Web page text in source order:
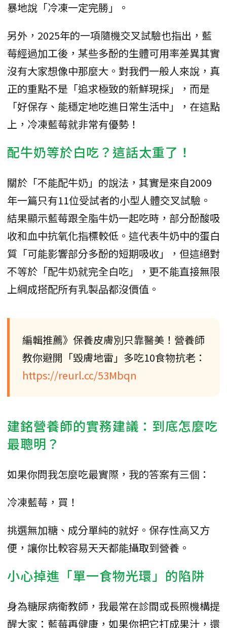
暴地說「冷凍一定完勝」。
另外，2025年的一項隨機交叉試驗也指出，藍
莓經過加工後，某些多酚的生體可用率差異其實
沒有大家想像中那麼大。對我們一般人來說，真
正的重點不是「追求極致的新鮮現採」，而是
「好保存、能穩定地吃進日常生活中」，在這點
上，冷凍藍莓就非常有優勢！
配牛奶等於白吃？這話太重了！
關於「不能配牛奶」的說法，其實是來自2009
年一篇只有11位受試者的小型人體交叉試驗。
結果顯示藍莓跟全脂牛奶一起吃時，部分酚酸吸
收和血中抗氧化指標較低。這代表牛奶中的蛋白
質「可能影響部分多酚的短期吸收」，但這絕對
不等於「配牛奶就完全白吃」，更不能直接無限
上綱成搭配所有乳製品都沒價值。
編輯推薦》保養皮膚別只靠醫美！營養師
教你避開「毀膚地雷」多吃10食物抗老：
https://reurl.cc/53Mbqn
建銘營養師的實務建議：到底怎麼吃
最聰明？
如果你問我怎麼吃最實際，我的答案有三個：
冷凍藍莓，買！
挑選無加糖、成分單純的就好。保存性高又方
便，讓你比較容易天天都能攝取到營養。
小心掉進「單一食物光環」的陷阱
身為糖尿病衛教師，我最常在診間或長照機構提
醒大家：藍莓再健康，如果你把它打成果汁，還